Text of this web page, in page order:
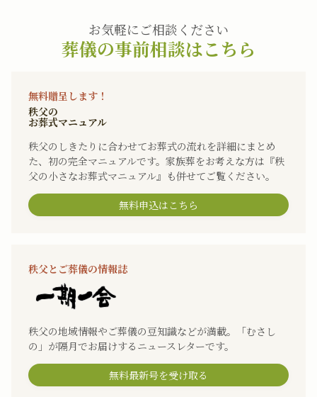
お気軽にご相談ください
葬儀の事前相談はこちら
無料贈呈します！
秩父の
お葬式マニュアル
秩父のしきたりに合わせてお葬式の流れを詳細にまとめ
た、初の完全マニュアルです。家族葬をお考えな方は『秩
父の小さなお葬式マニュアル』も併せてご覧ください。
無料申込はこちら
秩父とご葬儀の情報誌
秩父の地域情報やご葬儀の豆知識などが満載。「むさし
の」が隔月でお届けするニュースレターです。
無料最新号を受け取る